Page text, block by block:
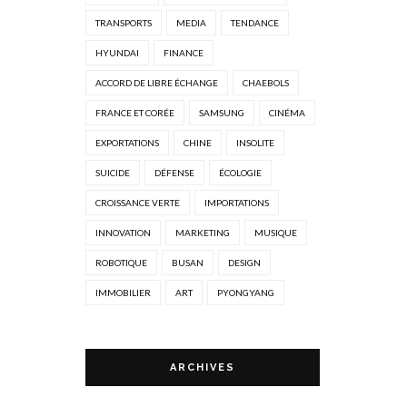
TRANSPORTS MEDIA TENDANCE
HYUNDAI FINANCE
ACCORD DE LIBRE ÉCHANGE CHAEBOLS
FRANCE ET CORÉE SAMSUNG CINÉMA
EXPORTATIONS CHINE INSOLITE
SUICIDE DÉFENSE ÉCOLOGIE
CROISSANCE VERTE IMPORTATIONS
INNOVATION MARKETING MUSIQUE
ROBOTIQUE BUSAN DESIGN
IMMOBILIER ART PYONGYANG
ARCHIVES